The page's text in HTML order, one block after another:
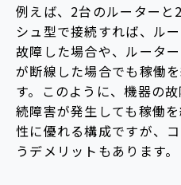
例えば、2台のルーターと
シュ型で接続すれば、ル
故障した場合や、ルータ
が断線した場合でも稼働
す。このように、機器の
続障害が発生しても稼働
性に優れる構成ですが、
うデメリットもあります。